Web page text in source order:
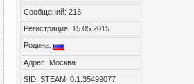
Сообщений: 213
Регистрация: 15.05.2015
Родина:
Адрес: Москва
SID: STEAM_0:1:35499077